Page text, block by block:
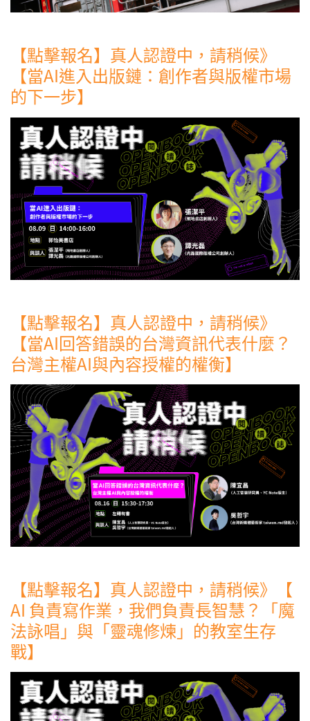
【點擊報名】真人認證中，請稍候》
【當AI進入出版鏈：創作者與版權市場
的下一步】
【點擊報名】真人認證中，請稍候》
【當AI回答錯誤的台灣資訊代表什麼？
台灣主權AI與內容授權的權衡】
【點擊報名】真人認證中，請稍候》【
AI 負責寫作業，我們負責長智慧？「魔
法詠唱」與「靈魂修煉」的教室生存
戰】